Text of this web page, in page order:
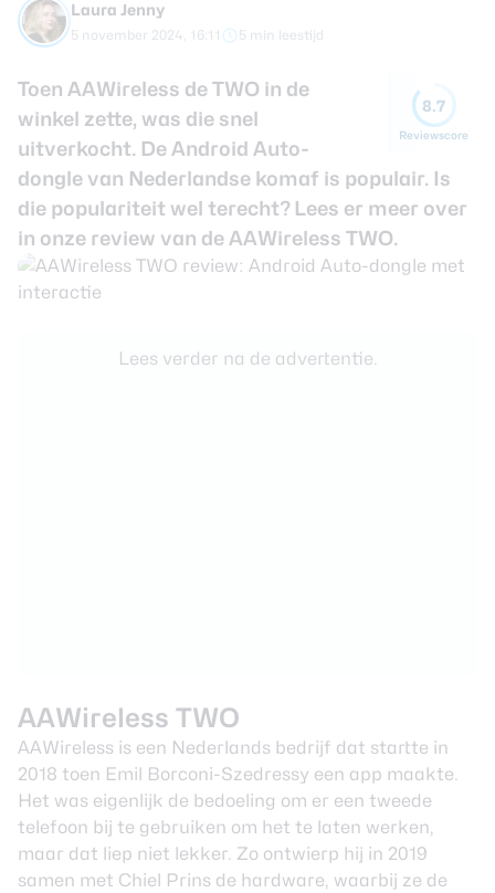
Laura Jenny
5 november 2024, 16:11 5 min leestijd
8.7
Reviewscore
Toen AAWireless de TWO in de
winkel zette, was die snel
uitverkocht. De Android Auto-
dongle van Nederlandse komaf is populair. Is
die populariteit wel terecht? Lees er meer over
in onze review van de AAWireless TWO.
Lees verder na de advertentie.
AAWireless TWO
AAWireless is een Nederlands bedrijf dat startte in
2018 toen Emil Borconi-Szedressy een app maakte.
Het was eigenlijk de bedoeling om er een tweede
telefoon bij te gebruiken om het te laten werken,
maar dat liep niet lekker. Zo ontwierp hij in 2019
samen met Chiel Prins de hardware, waarbij ze de